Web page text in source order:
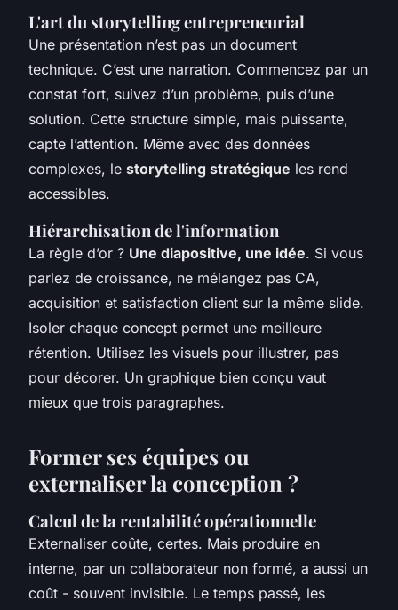
L'art du storytelling entrepreneurial
Une présentation n’est pas un document
technique. C’est une narration. Commencez par un
constat fort, suivez d’un problème, puis d’une
solution. Cette structure simple, mais puissante,
capte l’attention. Même avec des données
complexes, le storytelling stratégique les rend
accessibles.
Hiérarchisation de l'information
La règle d’or ? Une diapositive, une idée. Si vous
parlez de croissance, ne mélangez pas CA,
acquisition et satisfaction client sur la même slide.
Isoler chaque concept permet une meilleure
rétention. Utilisez les visuels pour illustrer, pas
pour décorer. Un graphique bien conçu vaut
mieux que trois paragraphes.
Former ses équipes ou
externaliser la conception ?
Calcul de la rentabilité opérationnelle
Externaliser coûte, certes. Mais produire en
interne, par un collaborateur non formé, a aussi un
coût - souvent invisible. Le temps passé, les